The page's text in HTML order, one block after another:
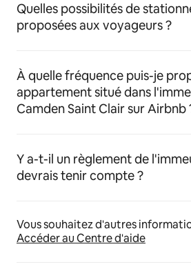
Quelles possibilités de
proposées aux voyageurs ?
À quelle fréquence puis-je
appartement situé dans
Camden Saint Clair sur Airbnb
Y a-t-il un règlement de
devrais tenir compte ?
Vous souhaitez d'autres
Accéder au Centre d'aide